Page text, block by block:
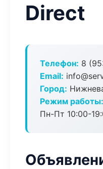
Direct
Телефон: 8
Email:
Город:
Режим работы:
Пн-Пт 10:00-